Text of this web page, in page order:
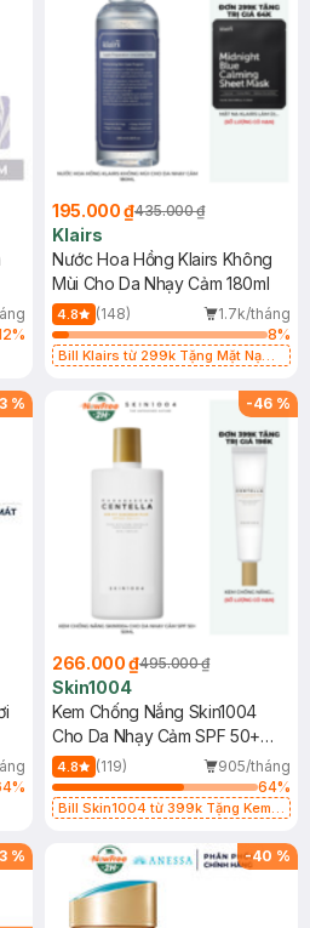
%
195.000 ₫435.000 ₫
Klairs
Nước Hoa Hồng Klairs Không
Mùi Cho Da Nhạy Cảm 180ml
4.8 (148)
1.7k/tháng
8%
Bill Klairs từ 299k Tặng Mặt Nạ
25ml (SL Có Hạn)
%
%
-46 %
266.000 ₫495.000 ₫
Skin1004
Kem Chống Nắng Skin1004
Cho Da Nhạy Cảm SPF 50+
50ml
4.8 (119)
905/tháng
64%
Bill Skin1004 từ 399k Tặng Kem
SPF 50+ 20ml (SL Có Hạn)
% -40 %